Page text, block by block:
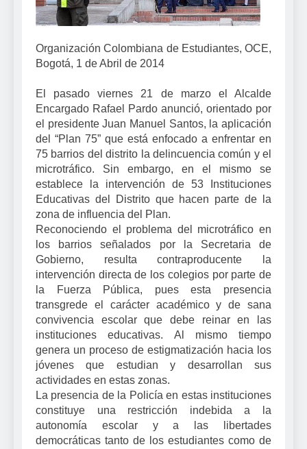
Organización Colombiana de Estudiantes, OCE,
Bogotá, 1 de Abril de 2014
El pasado viernes 21 de marzo el Alcalde
Encargado Rafael Pardo anunció, orientado por
el presidente Juan Manuel Santos, la aplicación
del “Plan 75” que está enfocado a enfrentar en
75 barrios del distrito la delincuencia común y el
microtráfico. Sin embargo, en el mismo se
establece la intervención de 53 Instituciones
Educativas del Distrito que hacen parte de la
zona de influencia del Plan.
Reconociendo el problema del microtráfico en
los barrios señalados por la Secretaria de
Gobierno, resulta contraproducente la
intervención directa de los colegios por parte de
la Fuerza Pública, pues esta presencia
transgrede el carácter académico y de sana
convivencia escolar que debe reinar en las
instituciones educativas. Al mismo tiempo
genera un proceso de estigmatización hacia los
jóvenes que estudian y desarrollan sus
actividades en estas zonas.
La presencia de la Policía en estas instituciones
constituye una restricción indebida a la
autonomía escolar y a las libertades
democráticas tanto de los estudiantes como de